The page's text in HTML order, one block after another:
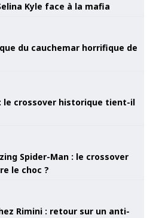
Kyle face à la mafia
du cauchemar horrifique de
le crossover historique tient-il
Spider-Man : le crossover
le choc ?
Rimini : retour sur un anti-